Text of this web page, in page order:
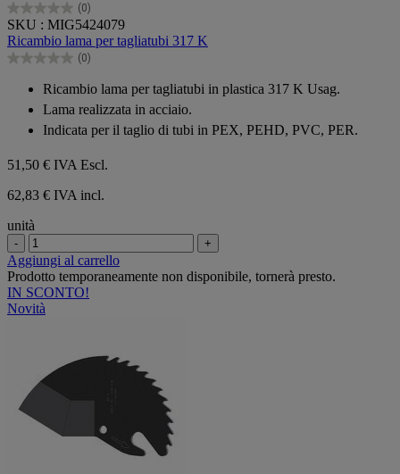
(0)
0.0
su
5
stelle.
SKU : MIG5424079
Ricambio lama per tagliatubi 317 K
(0)
0.0
stelle.
Ricambio lama per tagliatubi in plastica 317 K Usag.
Lama realizzata in acciaio.
Indicata per il taglio di tubi in PEX, PEHD, PVC, PER.
51,50 € IVA Escl.
62,83 € IVA incl.
unità
- +
Aggiungi al carrello
Prodotto temporaneamente non disponibile, tornerà presto.
IN SCONTO!
Novità